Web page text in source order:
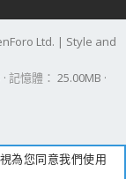
Ltd. | Style and
記憶體 25.00MB
為您同意我們使用